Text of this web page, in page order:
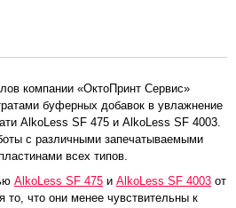
компании «ОктоПринт Сервис»
буферных добавок в увлажнение
AlkoLess SF 475 и AlkoLess SF 4003.
с различными запечатываемыми
всех типов.
AlkoLess SF 475 и AlkoLess SF 4003 от
то, что они менее чувствительны к